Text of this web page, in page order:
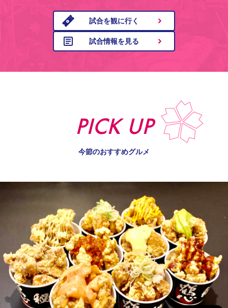
試合を観に行く
試合情報を見る
PICK UP
今節のおすすめグルメ